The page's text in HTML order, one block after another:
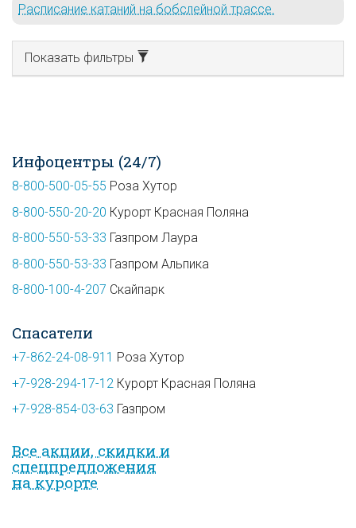
Расписание катаний на бобслейной трассе.
Показать фильтры
Инфоцентры (24/7)
8-800-500-05-55 Роза Хутор
8-800-550-20-20 Курорт Красная Поляна
8-800-550-53-33 Газпром Лаура
8-800-550-53-33 Газпром Альпика
8-800-100-4-207 Скайпарк
Спасатели
+7-862-24-08-911 Роза Хутор
+7-928-294-17-12 Курорт Красная Поляна
+7-928-854-03-63 Газпром
Все акции, скидки и
спец­предложе­ния
на курорте